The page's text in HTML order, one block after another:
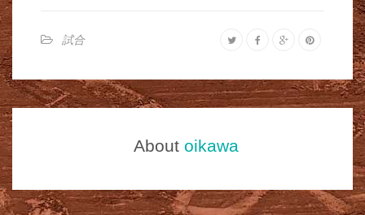
試合
About oikawa